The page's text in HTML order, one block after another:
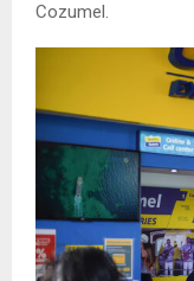
Cozumel.